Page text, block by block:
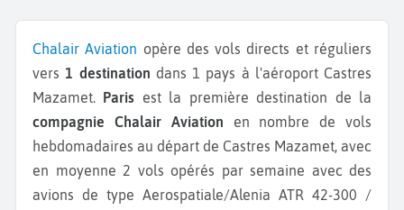
Chalair Aviation opère des vols directs et réguliers
vers1 destination dans 1 pays à l'aéroport Castres
Mazamet. Paris est la première destination de la
compagnie Chalair Aviation en nombre de vols
hebdomadaires au départ de Castres Mazamet, avec
en moyenne 2 vols opérés par semaine avec des
avions de type Aerospatiale/Alenia ATR 42-300 /